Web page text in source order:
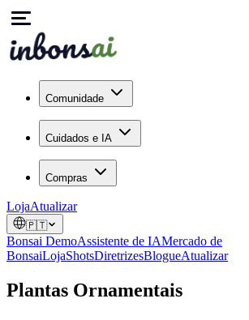
Comunidade
Cuidados e IA
Compras
LojaAtualizar
🇵🇹
Bonsai DemoAssistente de IAMercado de
BonsaiLojaShotsDiretrizesBlogueAtualizar
Plantas Ornamentais